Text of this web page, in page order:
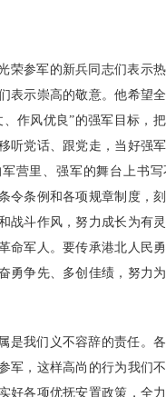
荣参军的新兵同志们表示
表示崇高的敬意。他希望
作风优良”的强军目标，
听党话、跟党走，当好强
营里、强军的舞台上书
令条例和各项规章制度，
战斗作风，努力成长为有
命军人。要传承港北人民
勇争先、多创佳绩，努力
是我们义不容辞的责任。各
军，这样高尚的行为我们不
好各项优抚安置政策，全